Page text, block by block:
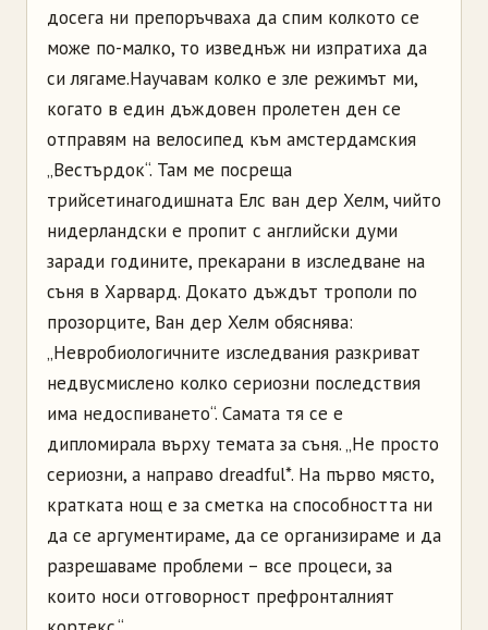
досега ни препоръчваха да спим колкото се
може по-малко, то изведнъж ни изпратиха да
си лягаме.Научавам колко е зле режимът ми,
когато в един дъждовен пролетен ден се
отправям на велосипед към амстердамския
„Вестърдок“. Там ме посреща
трийсетинагодишната Елс ван дер Хелм, чийто
нидерландски е пропит с английски думи
заради годините, прекарани в изследване на
съня в Харвард. Докато дъждът трополи по
прозорците, Ван дер Хелм обяснява:
„Невробиологичните изследвания разкриват
недвусмислено колко сериозни последствия
има недоспиването“. Самата тя се е
дипломирала върху темата за съня. „Не просто
сериозни, а направо dreadful*. На първо място,
кратката нощ е за сметка на способността ни
да се аргументираме, да се организираме и да
разрешаваме проблеми – все процеси, за
които носи отговорност префронталният